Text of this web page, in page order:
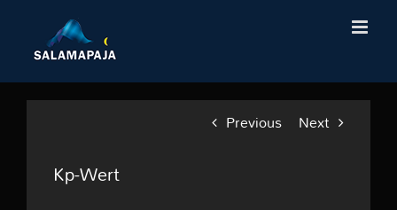
content
Previous Next
Kp-Wert